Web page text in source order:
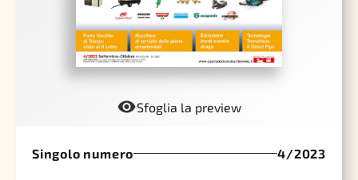
Sfoglia la preview
Singolo numero 4/2023